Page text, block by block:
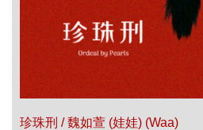
珍珠刑 / 魏如萱 (娃娃) (Waa)